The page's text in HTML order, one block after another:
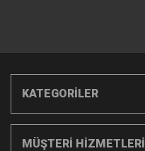
KATEGORİLER
MÜŞTERİ HİZMETLERİ